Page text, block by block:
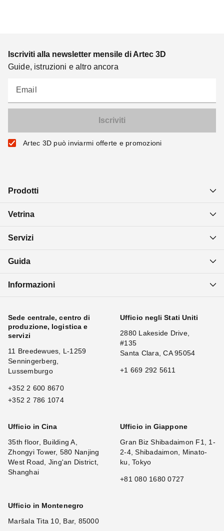
Iscriviti alla newsletter mensile di Artec 3D
Guide, istruzioni e altro ancora
Email
Artec 3D può inviarmi offerte e promozioni
Prodotti
Vetrina
Servizi
Guida
Informazioni
Sede centrale, centro di
produzione, logistica e
servizi
11 Breedewues, L-1259
Senningerberg,
Lussemburgo
+352 2 600 8670
+352 2 786 1074
Ufficio negli Stati Uniti
2880 Lakeside Drive,
#135
Santa Clara, CA 95054
+1 669 292 5611
Ufficio in Cina
35th floor, Building A,
Zhongyi Tower, 580 Nanjing
West Road, Jing'an District,
Shanghai
Ufficio in Giappone
Gran Biz Shibadaimon F1, 1-
2-4, Shibadaimon, Minato-
ku, Tokyo
+81 080 1680 0727
Ufficio in Montenegro
Maršala Tita 10, Bar, 85000